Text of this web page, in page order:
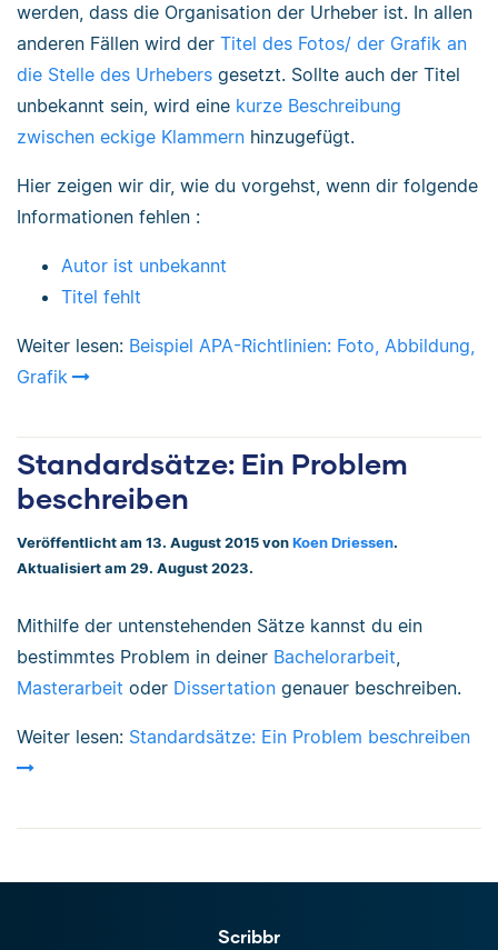
werden, dass die Organisation der Urheber ist. In allen
anderen Fällen wird der Titel des Fotos/ der Grafik an
die Stelle des Urhebers gesetzt. Sollte auch der Titel
unbekannt sein, wird eine kurze Beschreibung
zwischen eckige Klammern hinzugefügt.
Hier zeigen wir dir, wie du vorgehst, wenn dir folgende
Informationen fehlen :
Autor ist unbekannt
Titel fehlt
Weiter lesen: Beispiel APA-Richtlinien: Foto, Abbildung,
Grafik
Standardsätze: Ein Problem
beschreiben
Veröffentlicht am 13. August 2015 von Koen Driessen.
Aktualisiert am 29. August 2023.
Mithilfe der untenstehenden Sätze kannst du ein
bestimmtes Problem in deiner Bachelorarbeit
Masterarbeit oder Dissertation genauer beschreiben.
Weiter lesen: Standardsätze: Ein Problem beschreiben
Scribbr